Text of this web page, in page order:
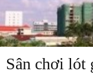
Sân chơi lót